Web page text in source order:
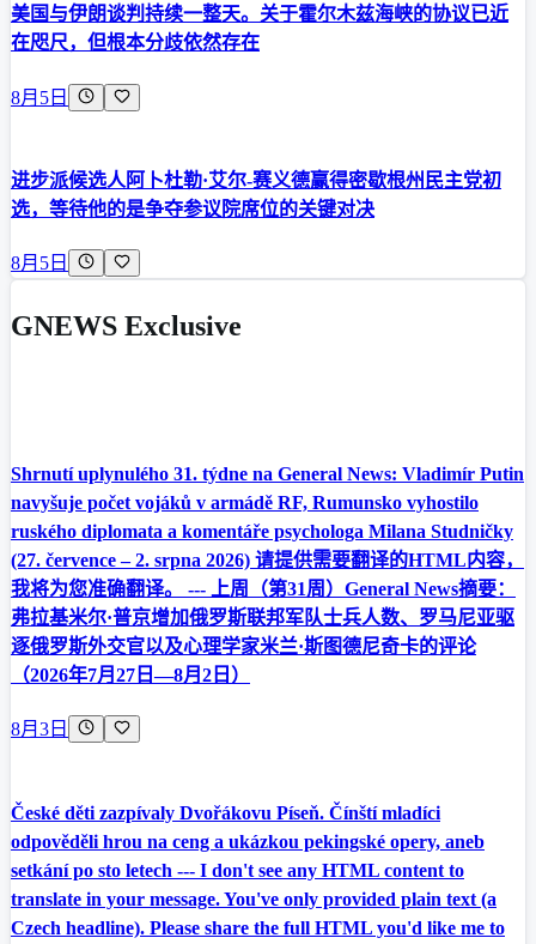
美国与伊朗谈判持续一整天。关于霍尔木兹海峡的协议已近
在咫尺，但根本分歧依然存在
8月5日
进步派候选人阿卜杜勒·艾尔-赛义德赢得密歇根州民主党初
选，等待他的是争夺参议院席位的关键对决
8月5日
GNEWS Exclusive
Shrnutí uplynulého 31. týdne na General News: Vladimír Putin
navyšuje počet vojáků v armádě RF, Rumunsko vyhostilo
ruského diplomata a komentáře psychologa Milana Studničky
(27. července – 2. srpna 2026) 请提供需要翻译的HTML内容，
我将为您准确翻译。 --- 上周（第31周）General News摘要：
弗拉基米尔·普京增加俄罗斯联邦军队士兵人数、罗马尼亚驱
逐俄罗斯外交官以及心理学家米兰·斯图德尼奇卡的评论
（2026年7月27日—8月2日）
8月3日
České děti zazpívaly Dvořákovu Píseň. Čínští mladíci
odpověděli hrou na ceng a ukázkou pekingské opery, aneb
setkání po sto letech --- I don't see any HTML content to
translate in your message. You've only provided plain text (a
Czech headline). Please share the full HTML you'd like me to